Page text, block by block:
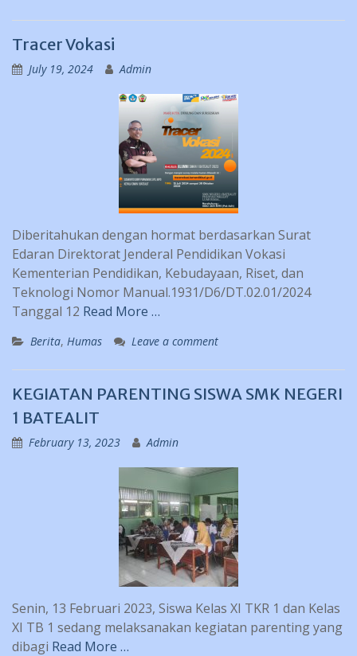
Tracer Vokasi
July 19, 2024 Admin
Diberitahukan dengan hormat berdasarkan Surat
Edaran Direktorat Jenderal Pendidikan Vokasi
Kementerian Pendidikan, Kebudayaan, Riset, dan
Teknologi Nomor Manual.1931/D6/DT.02.01/2024
Tanggal 12 Read More …
Berita, Humas Leave a comment
KEGIATAN PARENTING SISWA SMK NEGERI
1 BATEALIT
February 13, 2023 Admin
Senin, 13 Februari 2023, Siswa Kelas XI TKR 1 dan Kelas
XI TB 1 sedang melaksanakan kegiatan parenting yang
dibagi Read More …